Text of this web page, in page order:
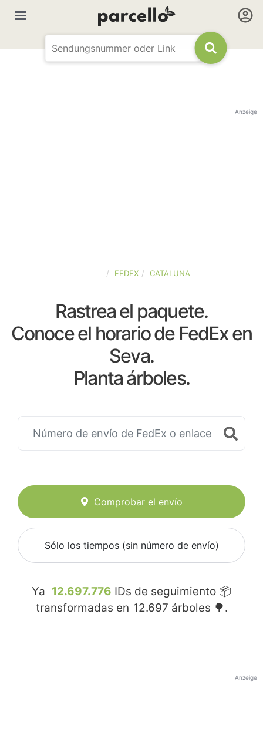
Anzeige
FEDEX CATALUNA
Rastrea el paquete.
Conoce el horario de FedEx en
Seva.
Planta árboles.
Comprobar el envío
Sólo los tiempos (sin número de envío)
Ya 12.697.776 IDs de seguimiento 📦
transformadas en 12.697 árboles 🌳.
Anzeige